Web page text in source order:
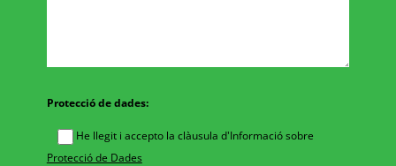
Protecció de dades:
He llegit i accepto la clàusula d'Informació sobre
Protecció de Dades